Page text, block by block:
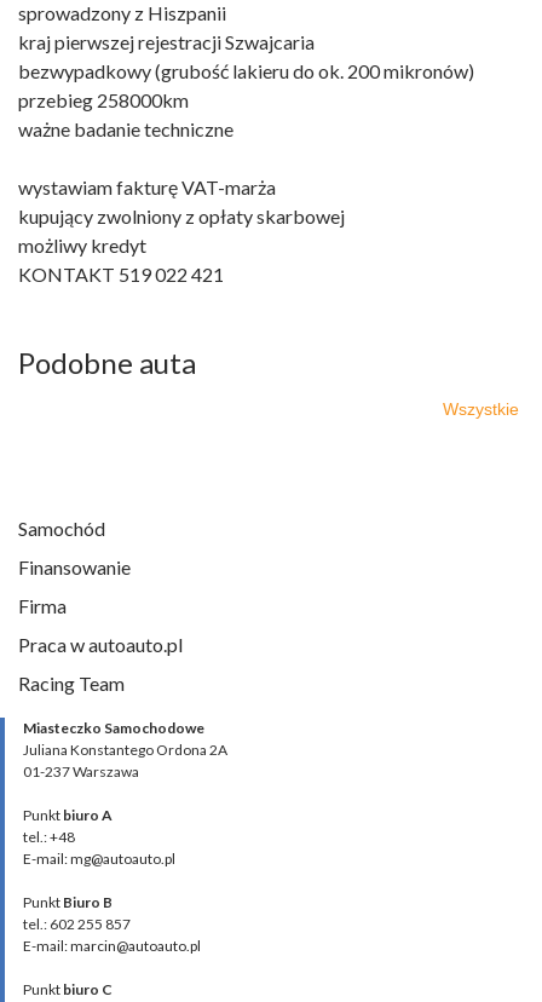
sprowadzony z Hiszpanii
kraj pierwszej rejestracji Szwajcaria
bezwypadkowy (grubość lakieru do ok. 200 mikronów)
przebieg 258000km
ważne badanie techniczne
wystawiam fakturę VAT-marża
kupujący zwolniony z opłaty skarbowej
możliwy kredyt
KONTAKT 519 022 421
Podobne auta
Wszystkie
Samochód
Finansowanie
Firma
Praca w autoauto.pl
Racing Team
Miasteczko Samochodowe
Juliana Konstantego Ordona 2A
01-237 Warszawa
Punkt biuro A
tel.: +48
E-mail: mg@autoauto.pl
Punkt Biuro B
tel.: 602 255 857
E-mail: marcin@autoauto.pl
Punkt biuro C